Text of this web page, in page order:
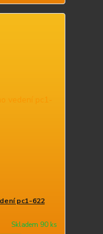
pc1-622
Skladem 90 ks